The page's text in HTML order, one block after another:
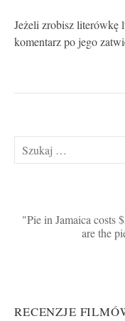
Jeżeli zrobisz literówkę
komentarz po jego
Szukaj:
Pie in Jamaica costs
are the
RECENZJE